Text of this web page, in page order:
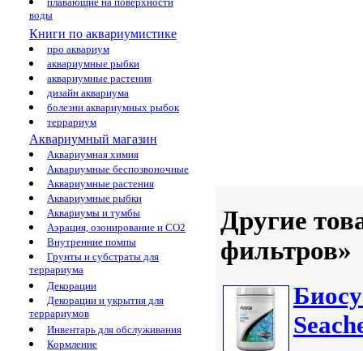
воды
Книги по аквариумистике
про аквариум
аквариумные рыбки
аквариумные растения
дизайн аквариума
болезни аквариумных рыбок
террариум
Аквариумный магазин
Аквариумная химия
Аквариумные беспозвоночные
Аквариумные растения
Аквариумные рыбки
Аквариумы и тумбы
Аэрация, озонирование и CO2
Внутренние помпы
Грунты и субстраты для
террариума
Декорации
Декорации и укрытия для
террариумов
Инвентарь для обслуживания
Кормление
Другие
фильтров»